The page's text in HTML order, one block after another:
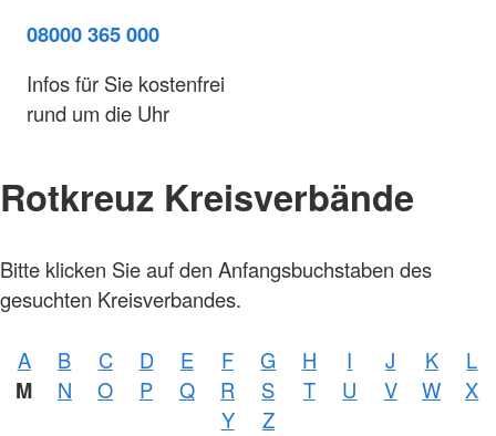
08000 365 000
Infos für Sie kostenfrei
rund um die Uhr
Rotkreuz Kreisverbände
Bitte klicken Sie auf den Anfangsbuchstaben des
gesuchten Kreisverbandes.
A B C D E F G H I J K L
M N O P Q R S T U V W
X
Y
Z
Foto:
Zelck /